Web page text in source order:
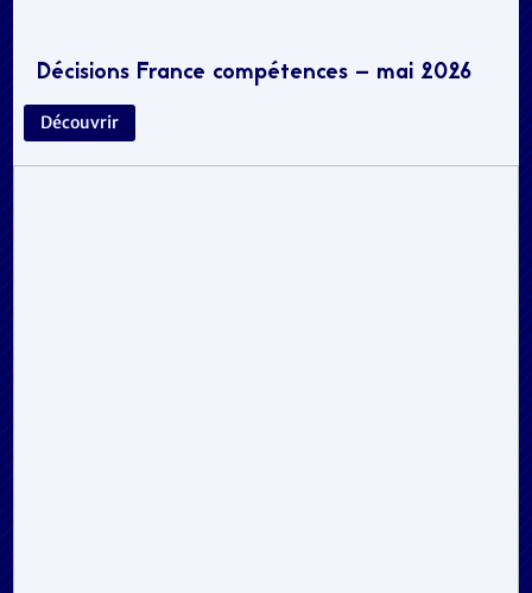
Décisions France compétences – mai 2026
Découvrir